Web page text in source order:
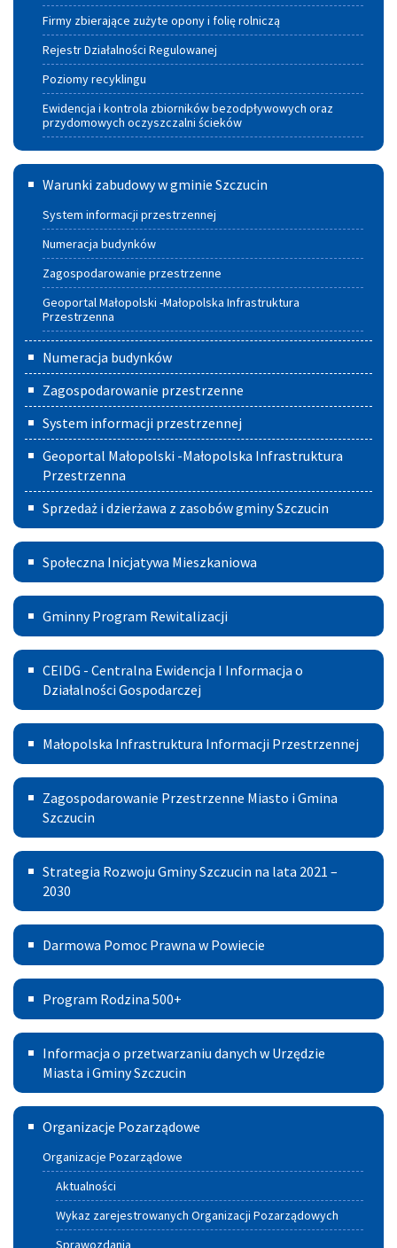
Firmy zbierające zużyte opony i folię rolniczą
Rejestr Działalności Regulowanej
Poziomy recyklingu
Ewidencja i kontrola zbiorników bezodpływowych oraz
przydomowych oczyszczalni ścieków
Warunki
zabudowy
Gminie
Szczucin
Warunki zabudowy w gminie Szczucin
System informacji przestrzennej
Numeracja budynków
Zagospodarowanie przestrzenne
Geoportal Małopolski -Małopolska Infrastruktura
Przestrzenna
Numeracja budynków
Zagospodarowanie przestrzenne
System informacji przestrzennej
Geoportal Małopolski -Małopolska Infrastruktura
Przestrzenna
Sprzedaż i dzierżawa z zasobów gminy Szczucin
Społeczna
Inicjatywa
Mieszkaniowa
Społeczna Inicjatywa Mieszkaniowa
Gminny
Program
Rewitalizacji
Gminny Program Rewitalizacji
Centralna
Ewidencja
I
Informacja
o
Działalności
Gospodarczej
CEIDG - Centralna Ewidencja I Informacja o
Działalności Gospodarczej
Małopolska
Infrastruktura
Informacji
Przestrzennej
Małopolska Infrastruktura Informacji Przestrzennej
Zagospodarowanie
Przestrzenne
Miasto
Zagospodarowanie Przestrzenne Miasto i Gmina
Szczucin
Strategia
Rozwoju
Gminy
Szczucin
na
lata
2021
–
2030
Strategia Rozwoju Gminy Szczucin na lata 2021 –
2030
Darmowa
Pomoc
Prawna
w
Powiecie
Darmowa Pomoc Prawna w Powiecie
Program
Rodzina
500+
Program Rodzina 500+
Informacja
przetwarzaniu
danych
Urzędzie
Miasta
Informacja o przetwarzaniu danych w Urzędzie
Miasta i Gminy Szczucin
Szczuciński
Portal
Aktywnych
Organizacje Pozarządowe
Organizacje Pozarządowe
Aktualności
Wykaz zarejestrowanych Organizacji Pozarządowych
Sprawozdania